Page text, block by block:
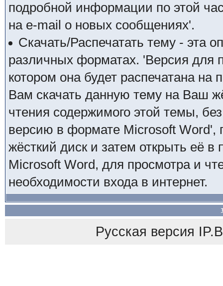
подробной информации по этой
на e-mail о новых сообщениях'.
Скачать/Распечатать тему - эта
различных форматах. 'Версия для
котором она будет распечатана
Вам скачать данную тему на Ваш
чтения содержимого этой темы,
версию в формате Microsoft Word',
жёсткий диск и затем открыть её
Microsoft Word, для просмотра и
необходимости входа в интернет.
Русская версия